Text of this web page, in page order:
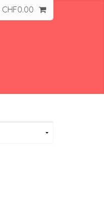
CHF0.00